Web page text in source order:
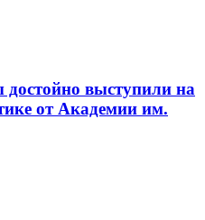
выступили на
от Академии им.